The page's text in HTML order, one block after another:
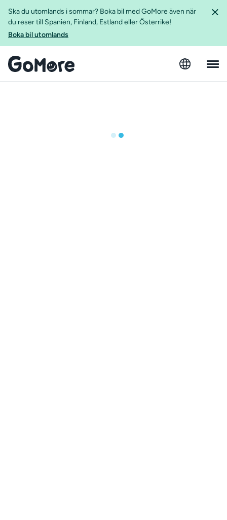
Ska du utomlands i sommar? Boka bil med GoMore även när
du reser till Spanien, Finland, Estland eller Österrike!
Boka bil utomlands